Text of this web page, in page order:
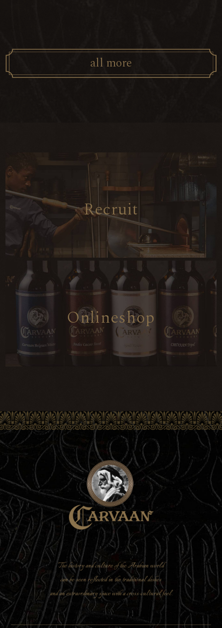
allmore
Recruit
Onlineshop
The history and culture of the Arabian world
can be seen reflected in the traditional dishes
and an extraordinary space with a cross-cultural feel.